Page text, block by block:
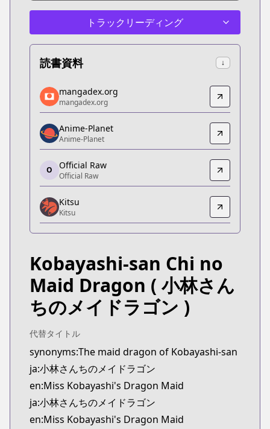
トラックリーディング
読書資料 ↓
mangadex.org
mangadex.org
https://mangadex.org/title/67b35ba4-9c53-4957-
Anime-Planet
Anime-Planet
https://www.anime-planet.com/manga/miss-
Official Raw
Official Raw
https://comic-action.com/episode/
Kitsu
Kitsu
MangaUpdates
MangaUpdates
https://www.mangaupdates.com/
mangadex.org
mangadex.org
Anime-Planet
Anime-Planet
O Official Raw
Official Raw
Kitsu
Kitsu
Kobayashi-san Chi no
Maid Dragon ( 小林さん
ちのメイドラゴン )
代替タイトル
synonyms:The maid dragon of Kobayashi-san
ja:小林さんちのメイドラゴン
en:Miss Kobayashi's Dragon Maid
ja:小林さんちのメイドラゴン
en:Miss Kobayashi's Dragon Maid